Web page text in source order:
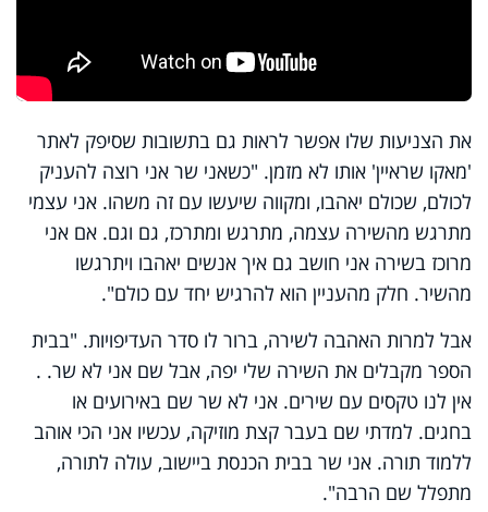
את הצניעות שלו אפשר לראות גם בתשובות שסיפק לאתר
'מאקו שראיין' אותו לא מזמן. "כשאני שר אני רוצה להעניק
לכולם, שכולם יאהבו, ומקווה שיעשו עם זה משהו. אני עצמי
מתרגש מהשירה עצמה, מתרגש ומתרכז, גם וגם. אם אני
מרוכז בשירה אני חושב גם איך אנשים יאהבו ויתרגשו
מהשיר. חלק מהעניין הוא להרגיש יחד עם כולם".
אבל למרות האהבה לשירה, ברור לו סדר העדיפויות. "בבית
הספר מקבלים את השירה שלי יפה, אבל שם אני לא שר. .
אין לנו טקסים עם שירים. אני לא שר שם באירועים או
בחגים. למדתי שם בעבר קצת מוזיקה, עכשיו אני הכי אוהב
ללמוד תורה. אני שר בבית הכנסת ביישוב, עולה לתורה,
מתפלל שם הרבה".